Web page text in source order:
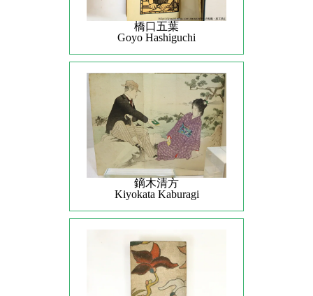
橋口五葉
Goyo Hashiguchi
鏑木清方
Kiyokata Kaburagi